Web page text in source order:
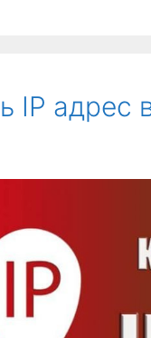
IP адрес